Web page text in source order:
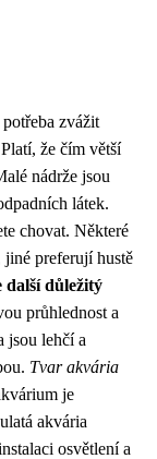
zvážit
Platí, že čím větší
nádrže jsou
látek.
chovat. Některé
preferují hustě
důležitý
průhlednost a
jsou lehčí a
Tvar akvária
je
akvária
osvětlení a